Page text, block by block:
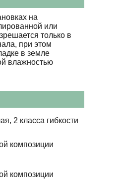
на
или
только в
при этом
в земле
влажностью
2 класса гибкости
композиции
композиции